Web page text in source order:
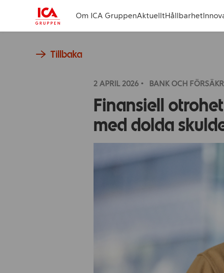
Om ICA GruppenAktuelltHållbarhet
Tillbaka
2 APRIL 2026 BANK OCH
Finansiell
med dolda